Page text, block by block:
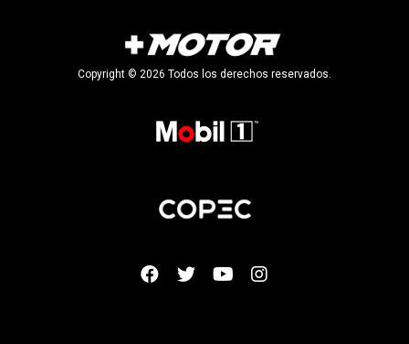
Copyright © 2026 Todos los derechos reservados.